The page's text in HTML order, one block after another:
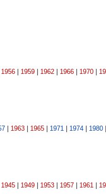
1956 1959 1962 1966 1970
| 1963| 1965| 1971| 1974| 1980|
1945
1949 1953 1957 1961